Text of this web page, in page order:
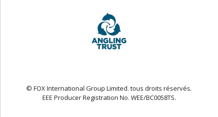
© FOX International Group Limited. tous droits réservés.
EEE Producer Registration No. WEE/BC0058TS.